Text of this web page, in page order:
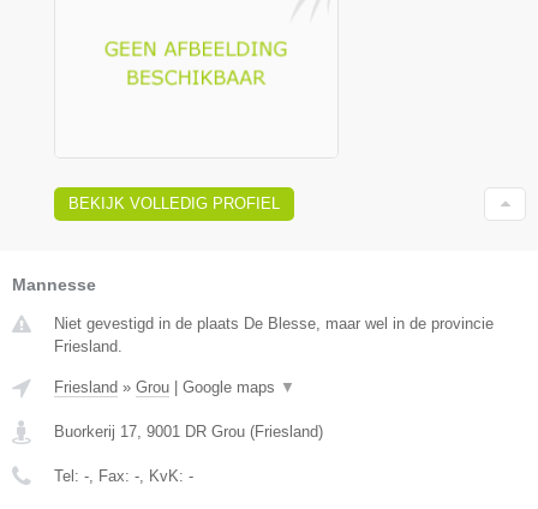
BEKIJK VOLLEDIG PROFIEL
Mannesse
Niet gevestigd in de plaats De Blesse, maar wel in de provincie
Friesland.
Friesland » Grou Google maps ▼
Buorkerij 17 9001 DR Grou (Friesland)
Tel: - , Fax: - , KvK: -